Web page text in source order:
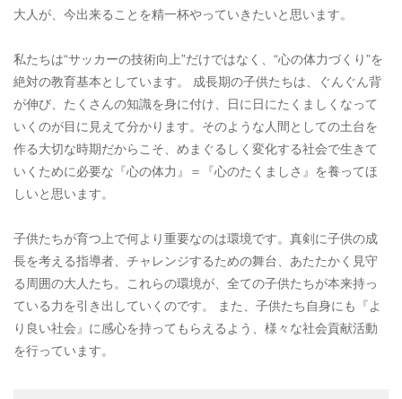
大人が、今出来ることを精一杯やっていきたいと思います。
私たちは“サッカーの技術向上”だけではなく、“心の体力づくり”を
絶対の教育基本としています。 成長期の子供たちは、ぐんぐん背
が伸び、たくさんの知識を身に付け、日に日にたくましくなって
いくのが目に見えて分かります。そのような人間としての土台を
作る大切な時期だからこそ、めまぐるしく変化する社会で生きて
いくために必要な『心の体力』＝『心のたくましさ』を養ってほ
しいと思います。
子供たちが育つ上で何より重要なのは環境です。真剣に子供の成
長を考える指導者、チャレンジするための舞台、あたたかく見守
る周囲の大人たち。これらの環境が、全ての子供たちが本来持っ
ている力を引き出していくのです。 また、子供たち自身にも『よ
り良い社会』に感心を持ってもらえるよう、様々な社会貢献活動
を行っています。